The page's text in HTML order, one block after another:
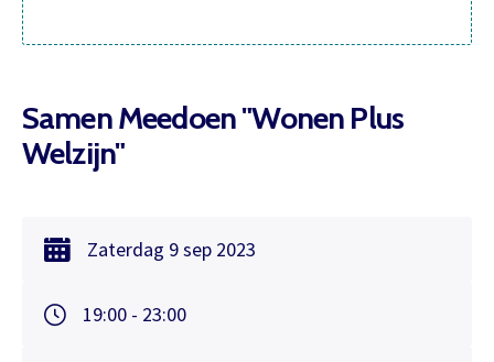
Samen Meedoen "Wonen Plus
Welzijn"
Zaterdag 9 sep 2023
19:00 - 23:00